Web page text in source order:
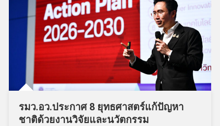
รมว.อว.ประกาศ 8 ยุทธศาสตร์แก้ปัญหา
ชาติด้วยงานวิจัยและนวัตกรรม